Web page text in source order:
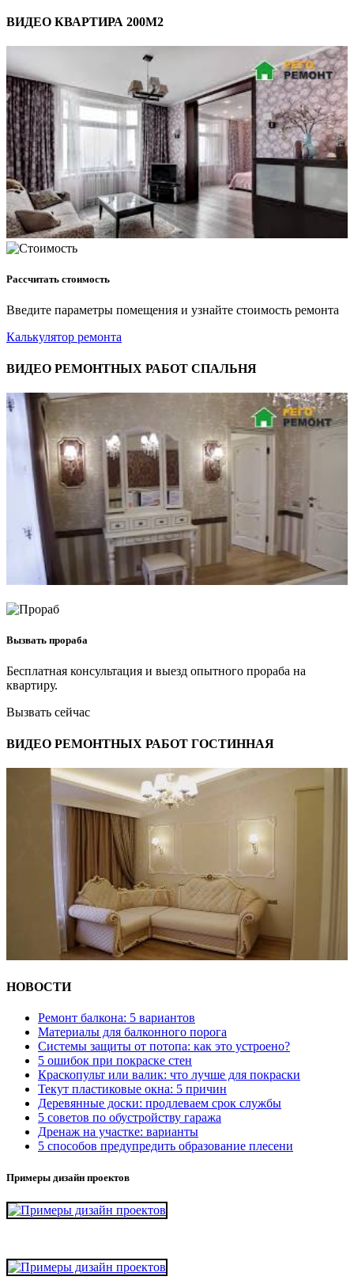
ВИДЕО КВАРТИРА 200М2
Рассчитать стоимость
Введите параметры помещения и узнайте стоимость ремонта
Калькулятор ремонта
ВИДЕО РЕМОНТНЫХ РАБОТ СПАЛЬНЯ
Вызвать прораба
Бесплатная консультация и выезд опытного прораба на
квартиру.
Вызвать сейчас
ВИДЕО РЕМОНТНЫХ РАБОТ ГОСТИННАЯ
НОВОСТИ
Ремонт балкона: 5 вариантов
Материалы для балконного порога
Системы защиты от потопа: как это устроено?
5 ошибок при покраске стен
Краскопульт или валик: что лучше для покраски
Текут пластиковые окна: 5 причин
Деревянные доски: продлеваем срок службы
5 советов по обустройству гаража
Дренаж на участке: варианты
5 способов предупредить образование плесени
Примеры дизайн проектов